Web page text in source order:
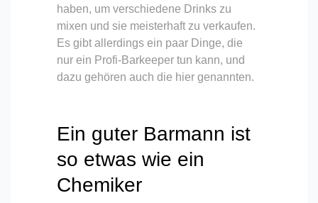
haben, um verschiedene Drinks zu
mixen und sie meisterhaft zu verkaufen.
Es gibt allerdings ein paar Dinge, die
nur ein Profi-Barkeeper tun kann, und
dazu gehören auch die hier genannten.
Ein guter Barmann ist
so etwas wie ein
Chemiker